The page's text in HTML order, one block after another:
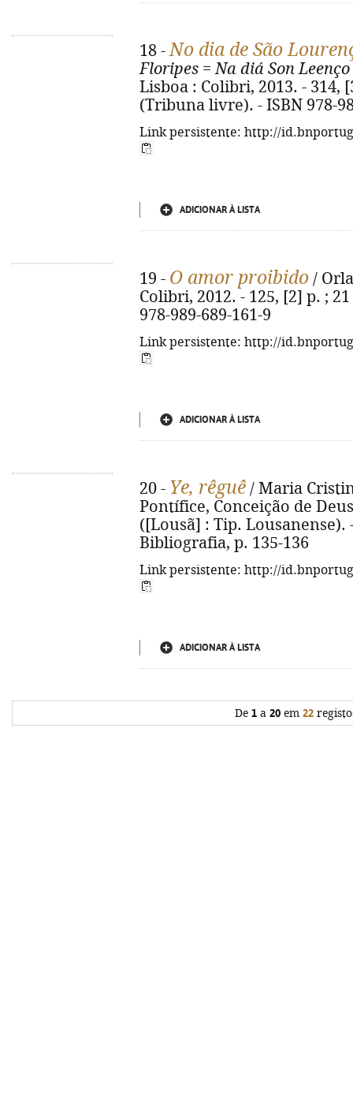
18 -No dia de São
Floripes =Na diá Son Leenço
Lisboa : Colibri, 2013. - 314,
(Tribuna livre). - ISBN 978-
Link persistente: http://
ADICIONAR À LISTA
19 - O amor proibido /
Colibri, 2012. - 125, [2] p. ;
978-989-689-161-9
Link persistente: http://
ADICIONAR À LISTA
20 - Ye, rêguê / Maria
Pontífice, Conceição de
([Lousã] : Tip. Lousanense).
Bibliografia, p. 135-136
Link persistente: http://
ADICIONAR À LISTA
De 1a 20em 22